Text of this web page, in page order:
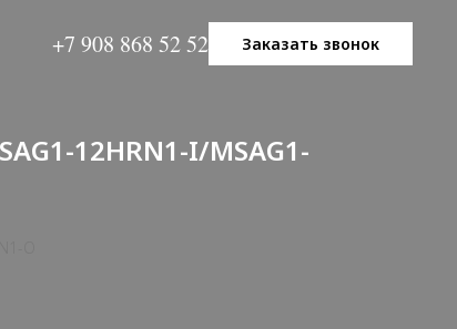
+7 908 868 52 52 Заказать звонок
12HRN1-I/MSAG1-